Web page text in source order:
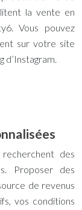
la vente en
Vous pouvez
sur votre site
d’Instagram.
des
Proposer des
de revenus
vos conditions